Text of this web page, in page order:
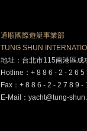
通順國際遊艇事業部
TUNG SHUN
地址：台北市115南港區成
Hotline：+ 8 8 6 - 2 - 2 6 5
Fax：+ 8 8 6 - 2 - 2 7 8 9 -
E-Mail：yacht@tung-